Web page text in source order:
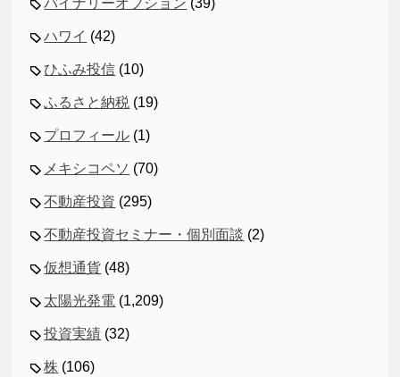
バイナリーオプション (39)
ハワイ (42)
ひふみ投信 (10)
ふるさと納税 (19)
プロフィール (1)
メキシコペソ (70)
不動産投資 (295)
不動産投資セミナー・個別面談 (2)
仮想通貨 (48)
太陽光発電 (1,209)
投資実績 (32)
株 (106)